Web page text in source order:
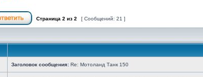
Страница 2 из 2 [ Сообщений: 21 ]
Заголовок сообщения: Re: Мотоланд Танк 150